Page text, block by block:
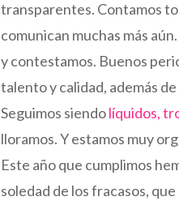
transparentes. Contamos
comunican muchas más
y contestamos. Buenos
talento y calidad, además de
Seguimos siendolíquidos,
lloramos. Y estamos muy
Este año que cumplimos
soledad de los fracasos,